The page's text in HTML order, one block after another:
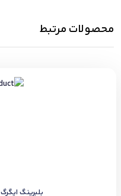
محصولات مرتبط
بلبرینگ ایگرگ SKF YAR 203-010-2F